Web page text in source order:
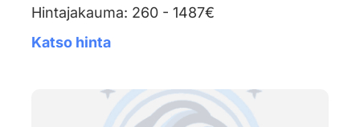
Hintajakauma: 260 - 1487€
Katso hinta